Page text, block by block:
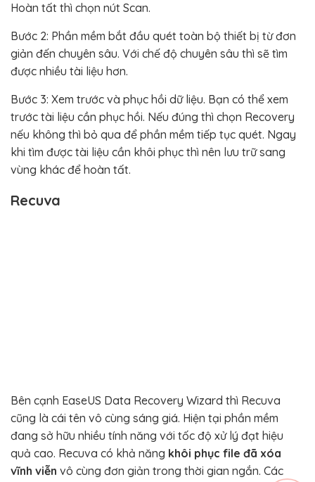
Hoàn tất thì chọn nút Scan.
Bước 2: Phần mềm bắt đầu quét toàn bộ thiết bị từ đơn
giản đến chuyên sâu. Với chế độ chuyên sâu thì sẽ tìm
được nhiều tài liệu hơn.
Bước 3: Xem trước và phục hồi dữ liệu. Bạn có thể xem
trước tài liệu cần phục hồi. Nếu đúng thì chọn Recovery
nếu không thì bỏ qua để phần mềm tiếp tục quét. Ngay
khi tìm được tài liệu cần khôi phục thì nên lưu trữ sang
vùng khác để hoàn tất.
Recuva
Bên cạnh EaseUS Data Recovery Wizard thì Recuva
cũng là cái tên vô cùng sáng giá. Hiện tại phần mềm
đang sở hữu nhiều tính năng với tốc độ xử lý đạt hiệu
quả cao. Recuva có khả năng khôi phục file đã xóa
vĩnh viễn vô cùng đơn giản trong thời gian ngắn. Các